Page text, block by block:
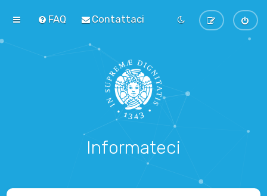
FAQ Contattaci
Informateci